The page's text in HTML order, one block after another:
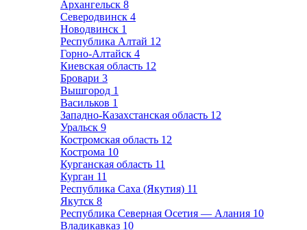
Архангельск 8
Северодвинск 4
Новодвинск 1
Республика Алтай 12
Горно-Алтайск 4
Киевская область 12
Бровари 3
Вышгород 1
Васильков 1
Западно-Казахстанская область 12
Уральск 9
Костромская область 12
Кострома 10
Курганская область 11
Курган 11
Республика Саха (Якутия) 11
Якутск 8
Республика Северная Осетия — Алания 10
Владикавказ 10